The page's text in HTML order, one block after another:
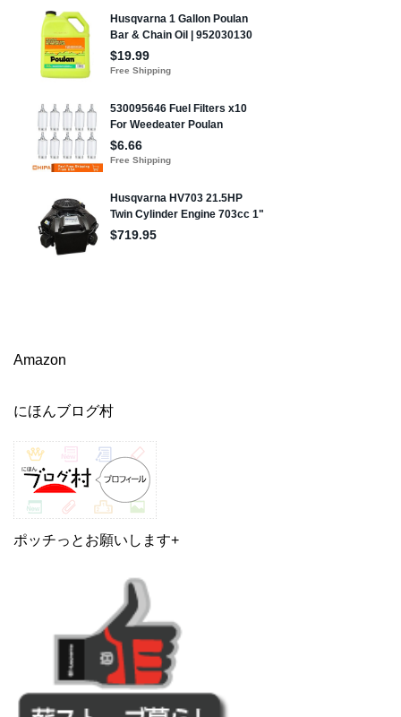
Amazon
にほんブログ村
ポッチっとお願いします+